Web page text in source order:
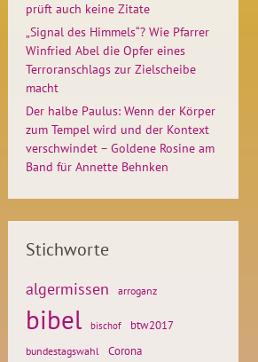
prüft auch keine Zitate
„Signal des Himmels“? Wie Pfarrer
Winfried Abel die Opfer eines
Terroranschlags zur Zielscheibe
macht
Der halbe Paulus: Wenn der Körper
zum Tempel wird und der Kontext
verschwindet – Goldene Rosine am
Band für Annette Behnken
Stichworte
algermissen arroganz
bibel bischof btw2017
bundestagswahl Corona